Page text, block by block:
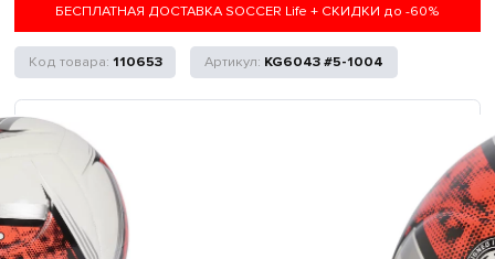
БЕСПЛАТНАЯ ДОСТАВКА SOCCER Life + СКИДКИ до -60%
110653 KG6043 #5-1004